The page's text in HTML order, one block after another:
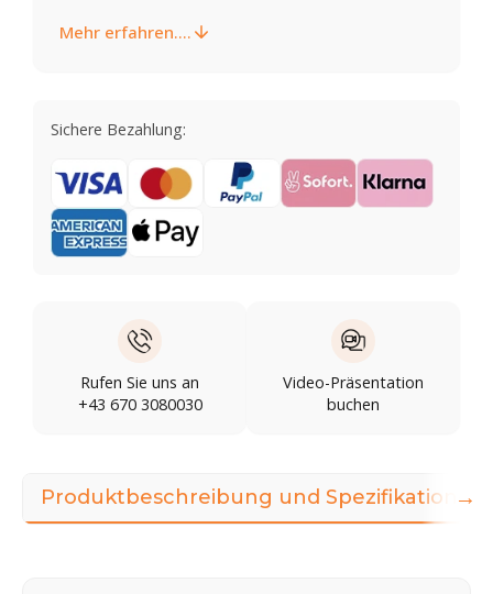
Mehr erfahren....
Sichere Bezahlung:
Rufen Sie uns an
+43 670 3080030
Video-Präsentation
buchen
Produktbeschreibung und Spezifikationen
→